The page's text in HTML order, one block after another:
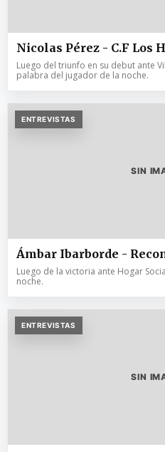
Nicolas Pérez - C.F Los
Luego del triunfo en su debut ante
palabra del jugador de la noche.
ENTREVISTAS
SIN
Ámbar Ibarborde -
Luego de la victoria ante Hogar
noche.
ENTREVISTAS
SIN